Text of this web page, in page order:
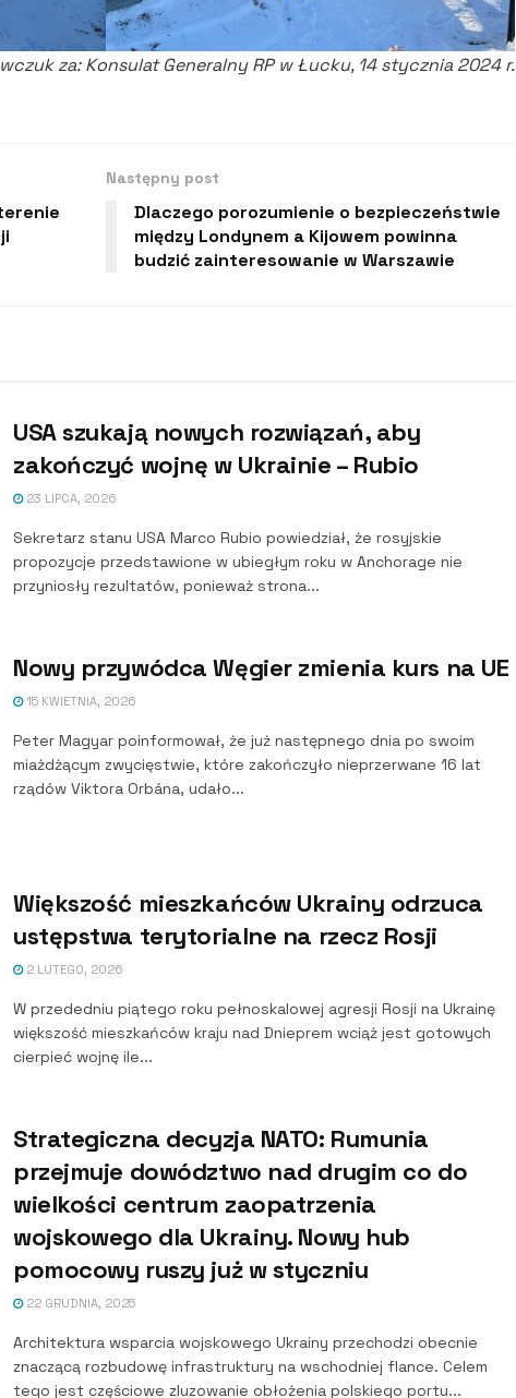
za: Konsulat Generalny RP w Łucku, 14 stycznia 2024 r.
Następny post
Dlaczego porozumienie o bezpieczeństwie
między Londynem a Kijowem powinna
budzić zainteresowanie w Warszawie
USA szukają nowych rozwiązań, aby
zakończyć wojnę w Ukrainie – Rubio
23 LIPCA, 2026
Sekretarz stanu USA Marco Rubio powiedział, że rosyjskie
propozycje przedstawione w ubiegłym roku w Anchorage nie
przyniosły rezultatów, ponieważ strona...
Nowy przywódca Węgier zmienia kurs na UE
15 KWIETNIA, 2026
Peter Magyar poinformował, że już następnego dnia po swoim
miażdżącym zwycięstwie, które zakończyło nieprzerwane 16 lat
rządów Viktora Orbána, udało...
Większość mieszkańców Ukrainy odrzuca
ustępstwa terytorialne na rzecz Rosji
2 LUTEGO, 2026
W przededniu piątego roku pełnoskalowej agresji Rosji na Ukrainę
większość mieszkańców kraju nad Dnieprem wciąż jest gotowych
cierpieć wojnę ile...
Strategiczna decyzja NATO: Rumunia
przejmuje dowództwo nad drugim co do
wielkości centrum zaopatrzenia
wojskowego dla Ukrainy. Nowy hub
pomocowy ruszy już w styczniu
22 GRUDNIA, 2025
Architektura wsparcia wojskowego Ukrainy przechodzi obecnie
znaczącą rozbudowę infrastruktury na wschodniej flance. Celem
tego jest częściowe zluzowanie obłożenia polskiego portu...